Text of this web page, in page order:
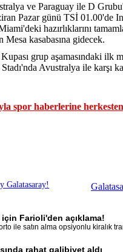
ve Paraguay ile D
Pazar günü TSİ 01.00'de
hazırlıklarını
kasabasına gidecek.
grup aşamasındaki ilk
Avustralya ile karşı
spor haberlerine
Galatasaray!
Farioli'den açıklama!
ile satın alma opsiyonlu kiralık
rahat galibiyet aldı